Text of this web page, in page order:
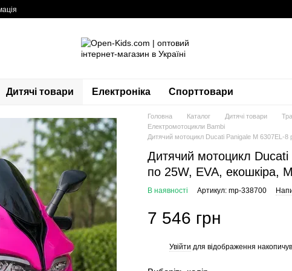
Дитячі товари Електроніка Спорттовари
Головна Каталог Дитячі товари
Електромотоцикли Bambi
Дитячий мотоцикл Ducati Panigale M 6307EL-8
Дитячий мотоцикл
по 25W, EVA, екошкіра,
В наявності Артикул: mp-338700
7 546 грн
Увійти для відображення